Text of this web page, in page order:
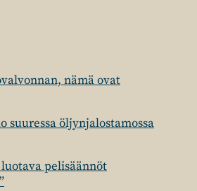
nämä ovat
suuressa öljynjalostamossa
pelisäännöt